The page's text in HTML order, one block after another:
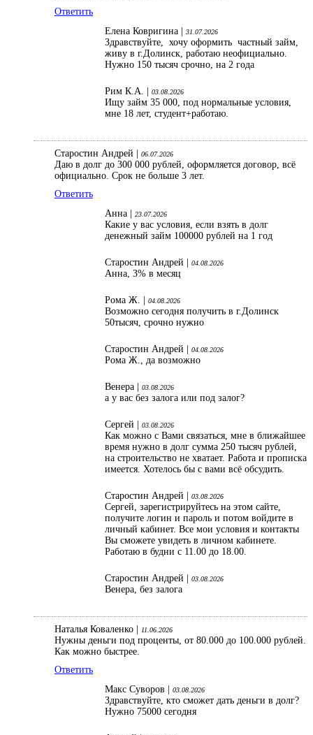
Ответить
Елена Ковригина |
31.07.2026
Здравствуйте, хочу оформить частный займ,
живу в г.Долинск, работаю неофициально.
Нужно 150 тысяч срочно, на 2 года
Рим К.А. | 03.08.2026
Ищу займ 35 000, под нормальные условия,
мне 18 лет, студент+работаю.
Старостин Андрей | 06.07.2026
Даю в долг до 300 000 рублей, оформляется договор, всё
официально. Срок не больше 3 лет.
Ответить
Анна |
23.07.2026
Какие у вас условия, если взять в долг
денежный займ 100000 рублей на 1 год
Старостин Андрей | 04.08.2026
Анна, 3% в месяц
Рома Ж. | 04.08.2026
Возможно сегодня получить в г.Долинск
50тысяч, срочно нужно
Старостин Андрей | 04.08.2026
Рома Ж., да возможно
Венера | 03.08.2026
а у вас без залога или под залог?
Сергей | 03.08.2026
Как можно с Вами связаться, мне в ближайшее
время нужно в долг сумма 250 тысяч рублей,
на строительство не хватает. Работа и прописка
имеется. Хотелось бы с вами всё обсудить.
Старостин Андрей | 03.08.2026
Сергей, зарегистрируйтесь на этом сайте,
получите логин и пароль и потом войдите в
личный кабинет. Все мои условия и контакты
Вы сможете увидеть в личном кабинете.
Работаю в будни с 11.00 до 18.00.
Старостин Андрей | 03.08.2026
Венера, без залога
Наталья Коваленко | 11.06.2026
Нужны деньги под проценты, от 80.000 до 100.000 рублей.
Как можно быстрее.
Ответить
Макс Суворов |
03.08.2026
Здравствуйте, кто сможет дать деньги в долг?
Нужно 75000 сегодня